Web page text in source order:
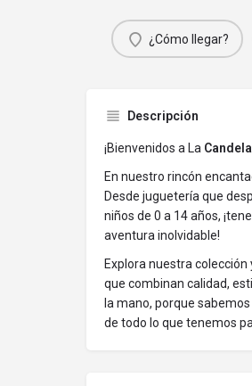
¿Cómo llegar?
Descripción
¡Bienvenidos a La
En nuestro rincón
Desde juguetería que
niños de 0 a 14 años,
aventura inolvidable!
Explora nuestra
que combinan calidad,
la mano, porque
de todo lo que tenemos